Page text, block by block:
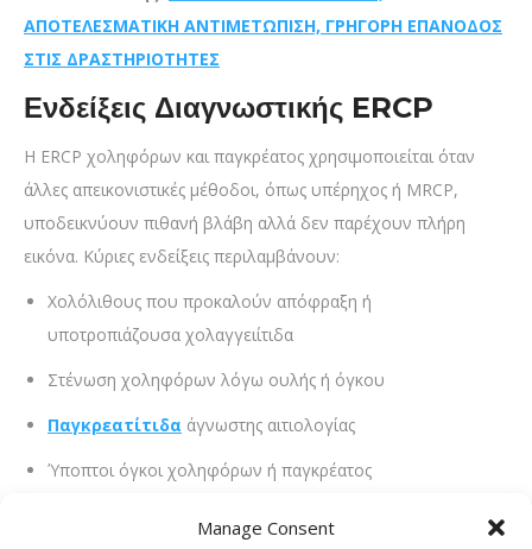
Manage Consent
ΑΠΟΤΕΛΕΣΜΑΤΙΚΗ ΑΝΤΙΜΕΤΩΠΙΣΗ, ΓΡΗΓΟΡΗ ΕΠΑΝΟΔΟΣ
ΣΤΙΣ ΔΡΑΣΤΗΡΙΟΤΗΤΕΣ
Ενδείξεις Διαγνωστικής ERCP
Η ERCP χοληφόρων και παγκρέατος χρησιμοποιείται όταν
άλλες απεικονιστικές μέθοδοι, όπως υπέρηχος ή MRCP,
υποδεικνύουν πιθανή βλάβη αλλά δεν παρέχουν πλήρη
εικόνα. Κύριες ενδείξεις περιλαμβάνουν:
Χολόλιθους που προκαλούν απόφραξη ή
υποτροπιάζουσα χολαγγειίτιδα
Στένωση χοληφόρων λόγω ουλής ή όγκου
Παγκρεατίτιδα άγνωστης αιτιολογίας
Ύποπτοι όγκοι χοληφόρων ή παγκρέατος
Επιπλέον, η διαδικασία χρησιμοποιείται για την αξιολόγηση